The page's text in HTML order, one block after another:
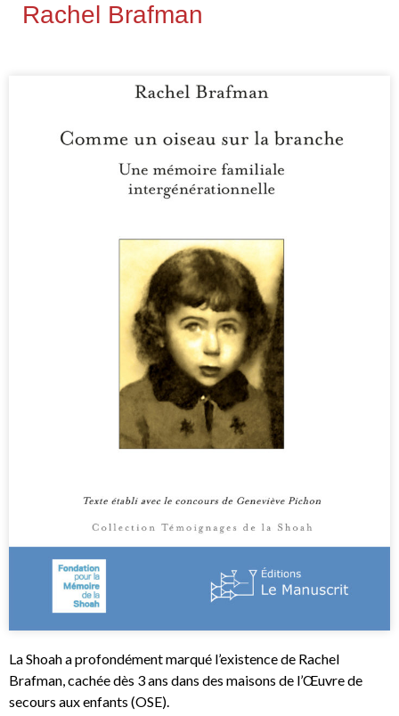
Rachel Brafman
La Shoah a profondément marqué l’existence de Rachel
Brafman, cachée dès 3 ans dans des maisons de l’Œuvre de
secours aux enfants (OSE).